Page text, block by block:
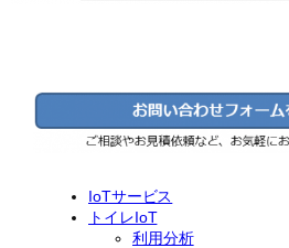
IoTサービス
トイレIoT
利用分析